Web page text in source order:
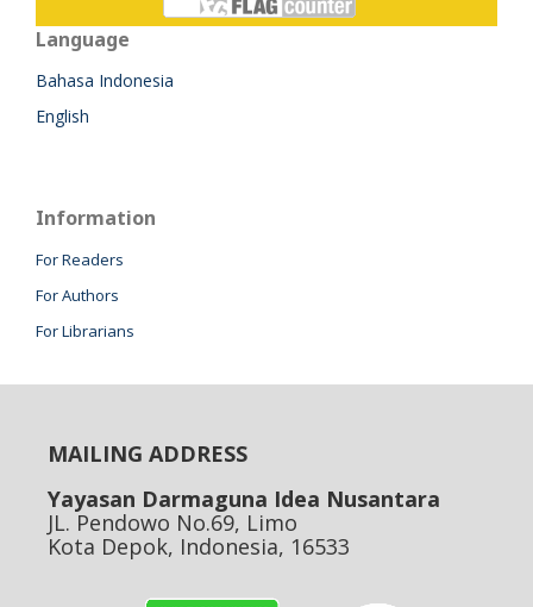
Language
Bahasa Indonesia
English
Information
For Readers
For Authors
For Librarians
MAILING ADDRESS
Yayasan Darmaguna Idea Nusantara
JL. Pendowo No.69, Limo
Kota Depok, Indonesia, 16533